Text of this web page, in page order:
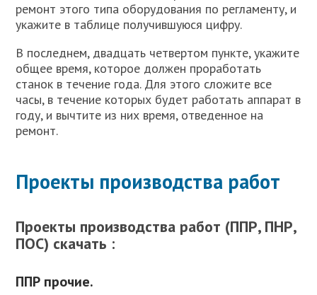
ремонт этого типа оборудования по регламенту, и
укажите в таблице получившуюся цифру.
В последнем, двадцать четвертом пункте, укажите
общее время, которое должен проработать
станок в течение года. Для этого сложите все
часы, в течение которых будет работать аппарат в
году, и вычтите из них время, отведенное на
ремонт.
Проекты производства работ
Проекты производства работ (ППР, ПНР,
ПОС) скачать :
ППР прочие.